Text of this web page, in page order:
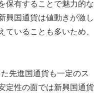
保有することで魅力的な
興国通貨は値動きが激し
ていることも多いため、
先進国通貨も一定のス
定性の面では新興国通貨